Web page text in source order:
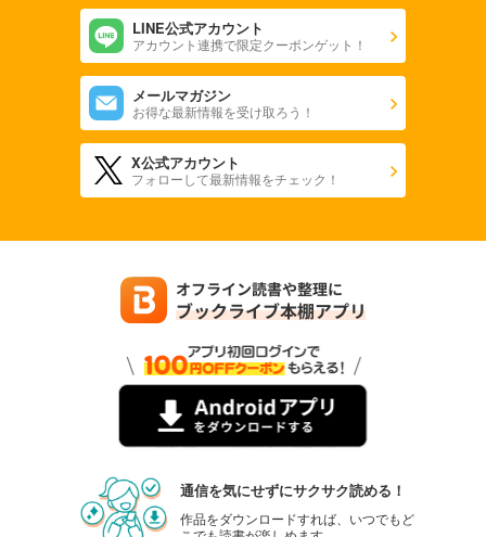
LINE公式アカウント
アカウント連携で限定クーポンゲット！
メールマガジン
お得な最新情報を受け取ろう！
X公式アカウント
フォローして最新情報をチェック！
通信を気にせずにサクサク読める！
作品をダウンロードすれば、いつでもど